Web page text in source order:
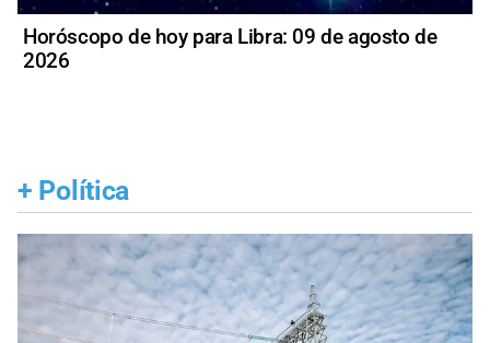
Horóscopo de hoy para Libra: 09 de agosto de
2026
+ Política